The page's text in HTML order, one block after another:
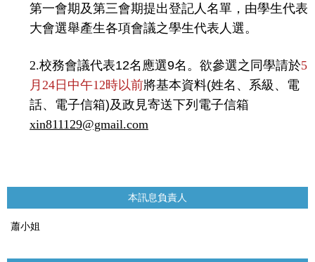
第一會期及第三會期提出登記人名單，由學生代表
大會選舉產生各項會議之學生代表人選。
2.校務會議代表12名應選9名。欲參選之同學請於5
月24日中午12時以前將基本資料(姓名、系級、電
話、電子信箱)及政見寄送下列電子信箱
xin811129@gmail.com
本訊息負責人
蕭小姐